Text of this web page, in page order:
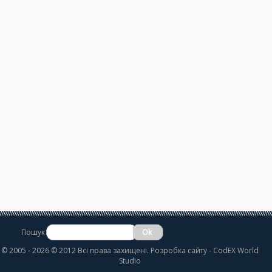
Пошук
©2005 - 2026 © 2012 Всі права захищені. Розробка сайту- CodEX World
Studio